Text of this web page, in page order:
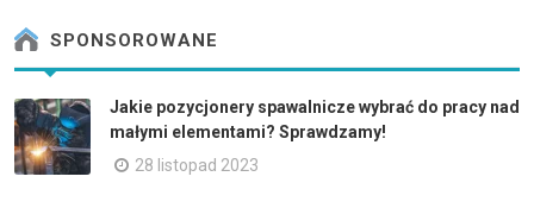
SPONSOROWANE
Jakie pozycjonery spawalnicze wybrać do pracy nad
małymi elementami? Sprawdzamy!
28 listopad 2023